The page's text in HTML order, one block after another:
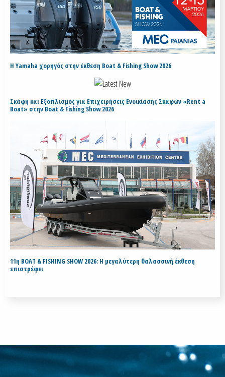
H Yamaha χορηγός στην έκθεση Boat & Fishing Show 2026
Σκάφη και Εξοπλισμός για Επιχειρήσεις Ενοικίασης Σκαφών «Rent a
Boat» στην Boat & Fishing Show 2026
11η BOAT & FISHING SHOW 2026: Η μεγαλύτερη θαλασσινή έκθεση
επιστρέφει